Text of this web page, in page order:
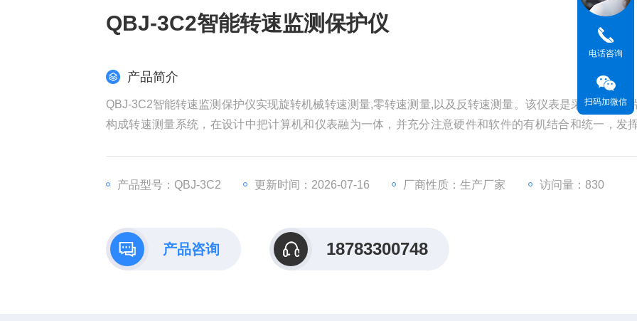
QBJ-3C2智能转速监测保护仪
产品简介
QBJ-3C2智能转速监测保护仪实现旋转机械转速测量,零转速测量,以及反转速测量。该仪表是采用高档单
构成转速测量系统，在设计中把计算机和仪表融为一体，并充分注意硬件和软件的有机结合和统一，发
产品型号：QBJ-3C2
更新时间：2026-07-16 厂商性质：生产厂家 访问量：830
产品咨询 18783300748
电话咨询
扫码加微信